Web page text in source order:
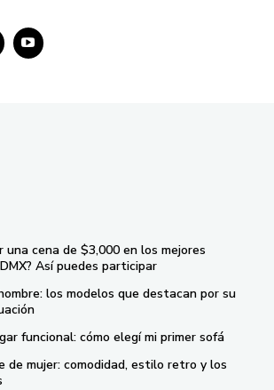
una cena de $3,000 en los mejores
Así puedes participar
los modelos que destacan por su
funcional: cómo elegí mi primer sofá
de mujer: comodidad, estilo retro y los